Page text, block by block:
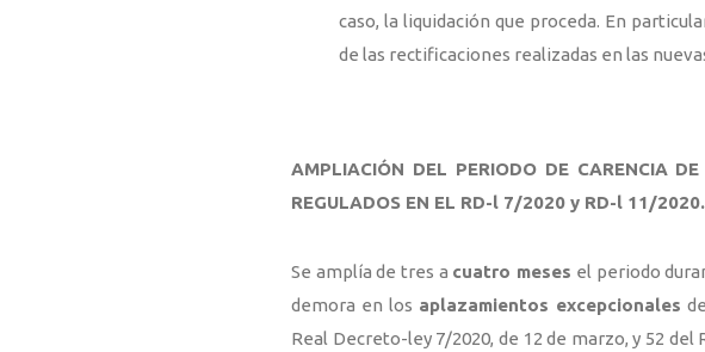
caso, la liquidación que proceda. En
de las rectificaciones realizadas en las
AMPLIACIÓN DEL PERIODO DE CARENCIA
REGULADOS EN EL RD-l 7/2020 y RD-l 11/2020.
Se amplía de tres a cuatro meses el periodo
demora en los aplazamientos excepcionales
Real Decreto-ley 7/2020, de 12 de marzo, y 52